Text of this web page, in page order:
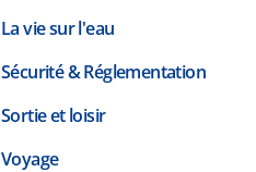
La vie sur l'eau
Sécurité & Réglementation
Sortie et loisir
Voyage